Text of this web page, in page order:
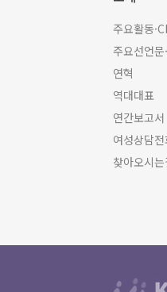
주요활동·CI
주요선언문
연혁
역대대표
연간보고서
여성상담
찾아오시는